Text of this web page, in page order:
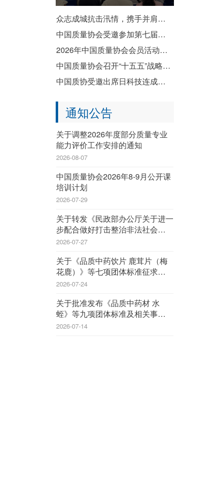
众志成城抗击汛情，携手并肩共渡难关——致全国质协系统各成员单位防汛救灾倡议书
中国质量协会受邀参加第七届国际质量工程与管理大会
2026年中国质量协会会员活动暨企业质量文化建设推进交流活动成功举办
中国质量协会召开“十五五”战略规划宣贯会
中国质协受邀出席日科技连成立80周年纪念演讲会暨纪念祝贺会
通知公告
关于调整2026年度部分质量专业
能力评价工作安排的通知
2026-08-07
中国质量协会2026年8-9月公开课
培训计划
2026-07-29
关于转发《民政部办公厅关于进一
步配合做好打击整治非法社会组织
工作的通知》的通知
2026-07-27
关于《品质中药饮片 鹿茸片（梅
花鹿）》等七项团体标准征求意见
的函
2026-07-24
关于批准发布《品质中药材 水
蛭》等九项团体标准及相关事宜的
公告
2026-07-14